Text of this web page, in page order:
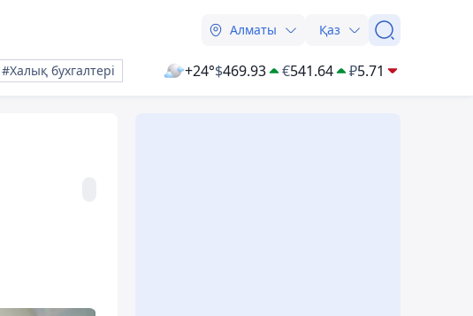
Алматы Қаз
#Халық бухгалтері +24°$469.93 €541.64 ₽5.71